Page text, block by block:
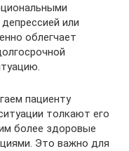
или
облегчает
пациенту
толкают его
более здоровые
Это важно для